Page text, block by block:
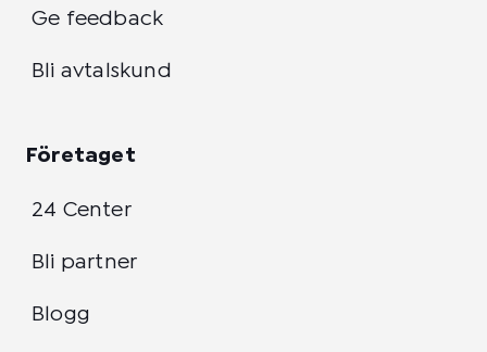
Ge feedback
Bli avtalskund
Företaget
24 Center
Bli partner
Blogg